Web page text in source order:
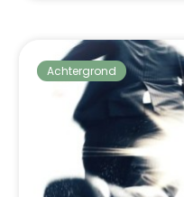
Achtergrond